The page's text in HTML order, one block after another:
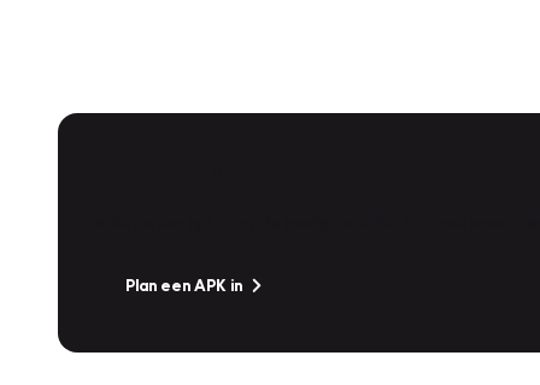
Plan een APK in